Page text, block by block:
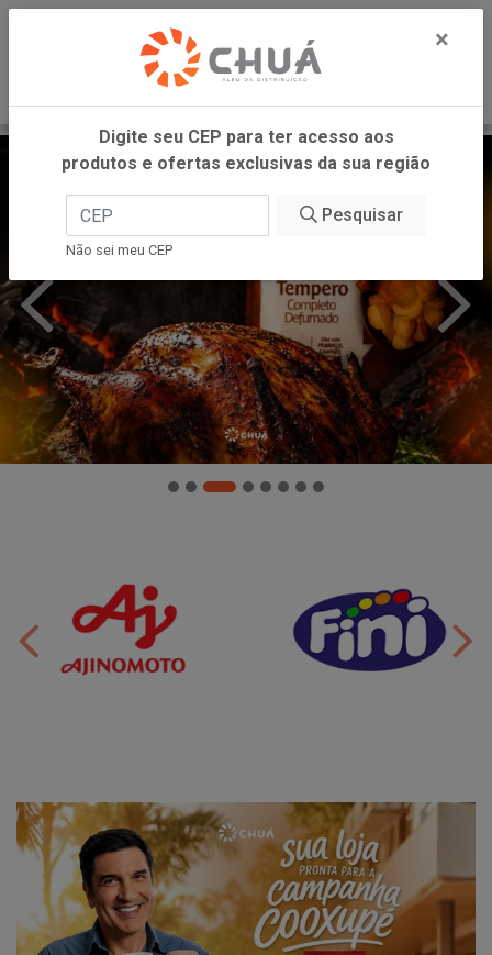
×
Digite seu CEP para ter acesso aos
produtos e ofertas exclusivas da sua região
Pesquisar
Não sei meu CEP